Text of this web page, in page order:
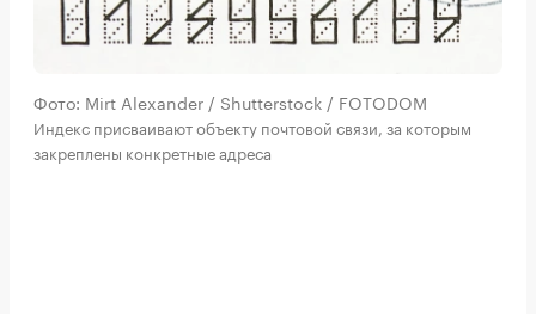
Фото: Mirt Alexander / Shutterstock / FOTODOM
Индекс присваивают объекту почтовой связи, за которым
закреплены конкретные адреса